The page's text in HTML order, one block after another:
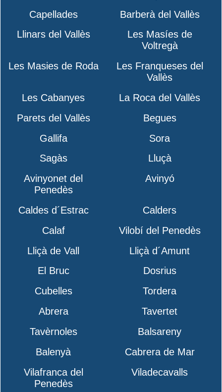
Capellades
Barberà del Vallès
Llinars del Vallès
Les Masíes de
Voltregà
Les Masies de Roda
Les Franqueses del
Vallès
Les Cabanyes
La Roca del Vallès
Parets del Vallès
Begues
Gallifa
Sora
Sagàs
Lluçà
Avinyonet del
Penedès
Avinyó
Caldes d´Estrac
Calders
Calaf
Vilobí del Penedès
Lliçà de Vall
Lliçà d´Amunt
El Bruc
Dosrius
Cubelles
Tordera
Abrera
Tavertet
Tavèrnoles
Balsareny
Balenyà
Cabrera de Mar
Vilafranca del
Penedès
Viladecavalls